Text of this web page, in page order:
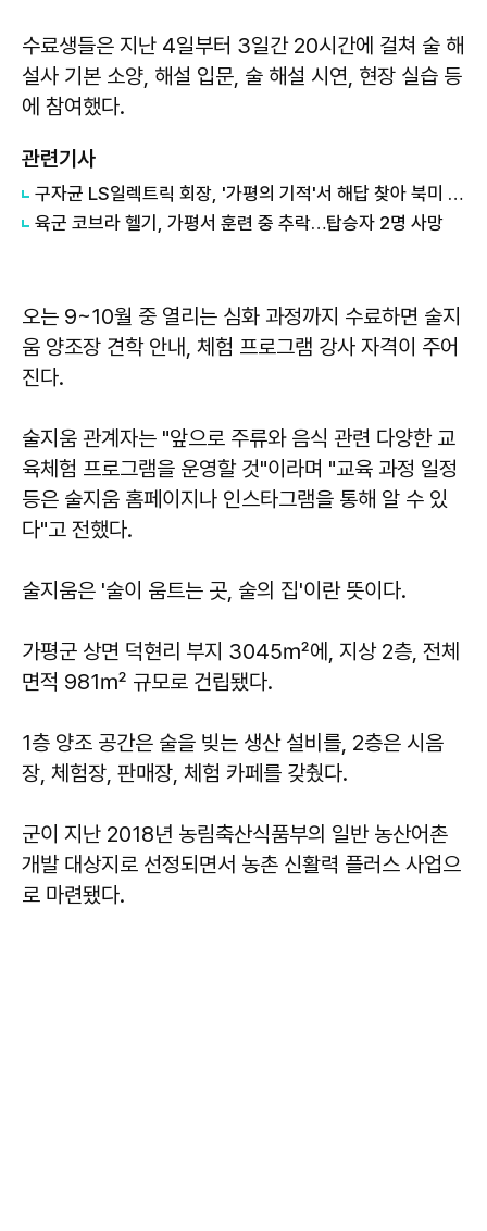
수료생들은 지난 4일부터 3일간 20시간에 걸쳐 술 해
설사 기본 소양, 해설 입문, 술 해설 시연, 현장 실습 등
에 참여했다.
관련기사
구자균 LS일렉트릭 회장, '가평의 기적'서 해답 찾아 북미 공략 속도
육군 코브라 헬기, 가평서 훈련 중 추락…탑승자 2명 사망
오는 9~10월 중 열리는 심화 과정까지 수료하면 술지
움 양조장 견학 안내, 체험 프로그램 강사 자격이 주어
진다.
술지움 관계자는 "앞으로 주류와 음식 관련 다양한 교
육체험 프로그램을 운영할 것"이라며 "교육 과정 일정
등은 술지움 홈페이지나 인스타그램을 통해 알 수 있
다"고 전했다.
술지움은 '술이 움트는 곳, 술의 집'이란 뜻이다.
가평군 상면 덕현리 부지 3045㎡에, 지상 2층, 전체
면적 981㎡ 규모로 건립됐다.
1층 양조 공간은 술을 빚는 생산 설비를, 2층은 시음
장, 체험장, 판매장, 체험 카페를 갖췄다.
군이 지난 2018년 농림축산식품부의 일반 농산어촌
개발 대상지로 선정되면서 농촌 신활력 플러스 사업으
로 마련됐다.